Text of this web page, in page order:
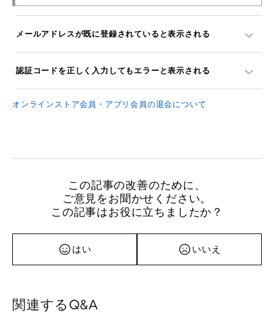
メールアドレスが既に登録されていると表示される
認証コードを正しく入力してもエラーと表示される
オンラインストア会員・アプリ会員の退会について
この記事の改善のために、
ご意見をお聞かせください。
この記事はお役に立ちましたか？
はい いいえ
関連するQ&A